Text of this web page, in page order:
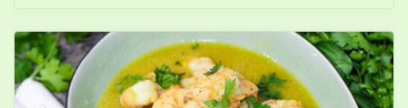
креветками
и